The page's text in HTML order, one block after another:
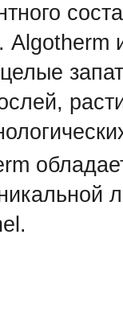
Algotherm